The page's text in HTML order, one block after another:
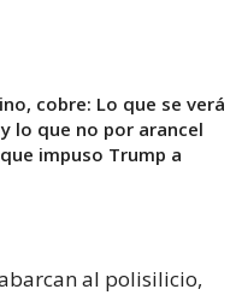
cobre: Lo que se verá
lo que no por arancel
impuso Trump a
al polisilicio,